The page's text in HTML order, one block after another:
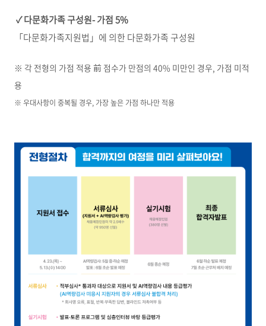
✓다문화가족구성원-가점5%
「다문화가족지원법」에 의한 다문화가족 구성원
※ 각 전형의 가점 적용 前 점수가 만점의 40% 미만인 경우, 가점 미적
용
※ 우대사항이 중복될 경우, 가장 높은 가점 하나만 적용